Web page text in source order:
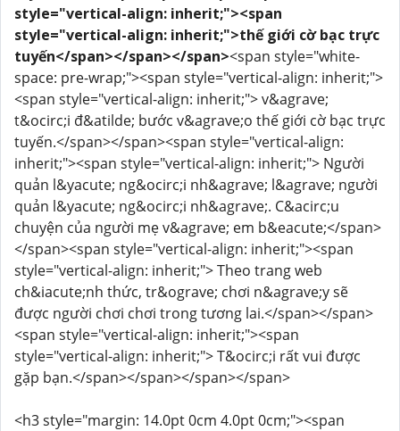
style="vertical-align: inherit;"><span
style="vertical-align: inherit;">thế giới cờ bạc trực
tuyến</span></span></span><span style="white-
space: pre-wrap;"><span style="vertical-align: inherit;">
<span style="vertical-align: inherit;"> v&agrave;
t&ocirc;i đ&atilde; bước v&agrave;o thế giới cờ bạc trực
tuyến.</span></span><span style="vertical-align:
inherit;"><span style="vertical-align: inherit;"> Người
quản l&yacute; ng&ocirc;i nh&agrave; l&agrave; người
quản l&yacute; ng&ocirc;i nh&agrave;. C&acirc;u
chuyện của người mẹ v&agrave; em b&eacute;</span>
</span><span style="vertical-align: inherit;"><span
style="vertical-align: inherit;"> Theo trang web
ch&iacute;nh thức, tr&ograve; chơi n&agrave;y sẽ
được người chơi chơi trong tương lai.</span></span>
<span style="vertical-align: inherit;"><span
style="vertical-align: inherit;"> T&ocirc;i rất vui được
gặp bạn.</span></span></span></span>
<h3 style="margin: 14.0pt 0cm 4.0pt 0cm;"><span